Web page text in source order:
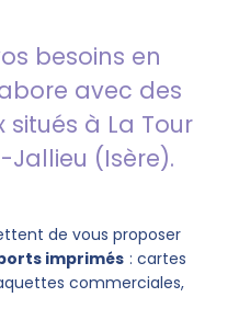
besoins en
avec des
à La Tour
Jallieu (Isère).
de vous proposer
imprimés : cartes
commerciales,